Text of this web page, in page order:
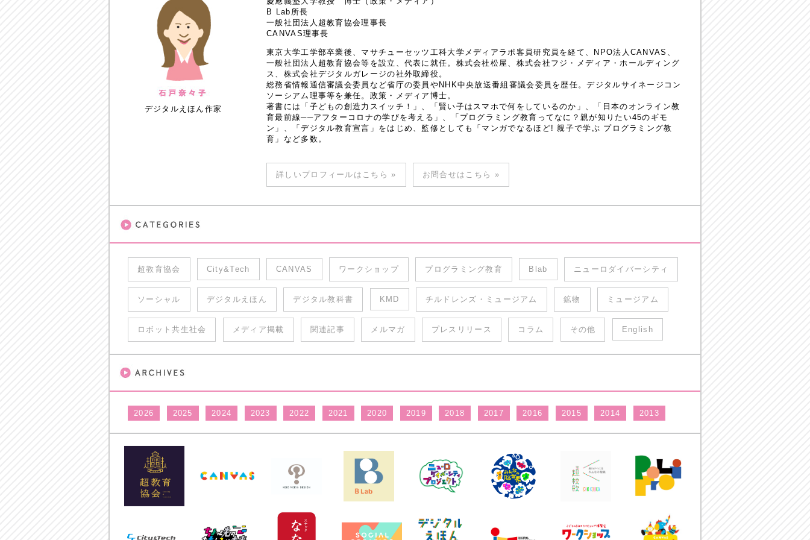
デジタルえほん作家
B Lab所長
一般社団法人超教育協会理事長
CANVAS理事長
東京大学工学部卒業後、マサチューセッツ工科大学メディアラボ客員研究員を経て、NPO法人CANVAS、
一般社団法人超教育協会等を設立、代表に就任。株式会社松屋、株式会社フジ・メディア・ホールディング
ス、株式会社デジタルガレージの社外取締役。
総務省情報通信審議会委員など省庁の委員やNHK中央放送番組審議会委員を歴任。デジタルサイネージコン
ソーシアム理事等を兼任。政策・メディア博士。
著書には「子どもの創造力スイッチ！」、「賢い子はスマホで何をしているのか」、「日本のオンライン教
育最前線──アフターコロナの学びを考える」、「プログラミング教育ってなに？親が知りたい45のギモ
ン」、「デジタル教育宣言」をはじめ、監修としても「マンガでなるほど! 親子で学ぶ プログラミング教
育」など多数。
詳しいプロフィールはこちら » お問合せはこちら »
超教育協会 City&Tech CANVAS ワークショップ プログラミング教育 Blab ニューロダイバーシティ
ソーシャル デジタルえほん デジタル教科書 KMD チルドレンズ・ミュージアム 鉱物 ミュージアム
ロボット共生社会 メディア掲載 関連記事 メルマガ プレスリリース コラム その他 English
2026 2025 2024 2023 2022 2021 2020 2019 2018 2017 2016 2015 2014 2013